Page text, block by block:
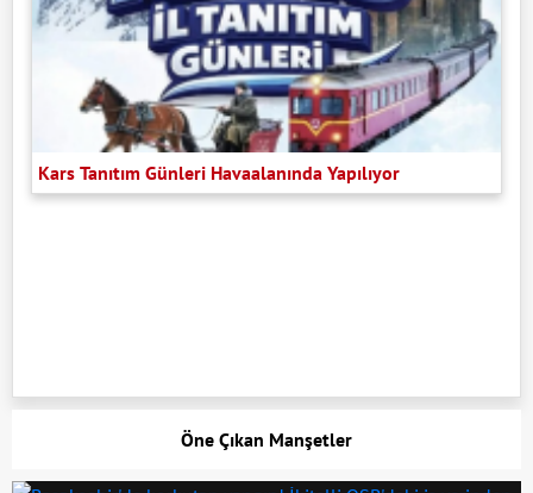
Kars Tanıtım Günleri Havaalanında Yapılıyor
Öne Çıkan Manşetler